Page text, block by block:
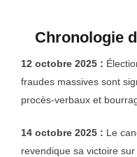
Chronologie
12 octobre 2025 :
fraudes massives sont
procès-verbaux et
14 octobre 2025 : Le
revendique sa victoire